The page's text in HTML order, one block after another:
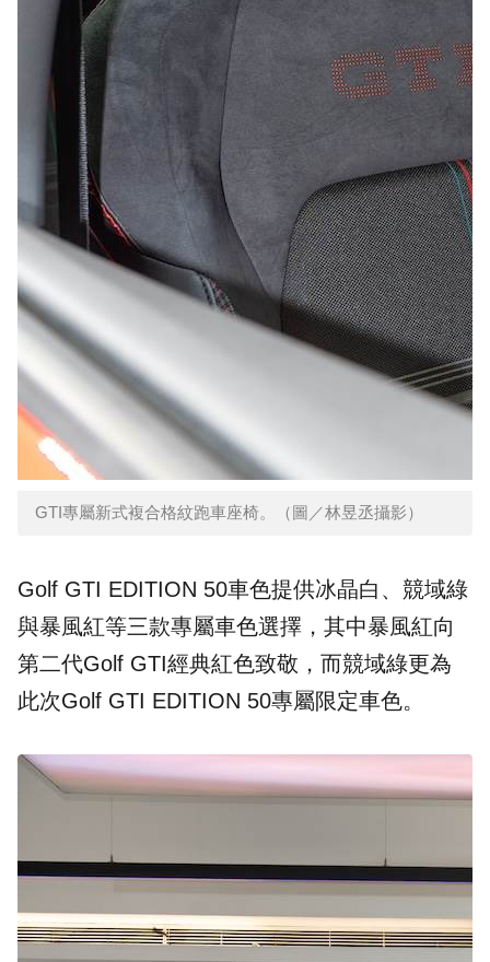
GTI專屬新式複合格紋跑車座椅。（圖／林昱丞攝影）
Golf GTI EDITION 50車色提供冰晶白、競域綠
與暴風紅等三款專屬車色選擇，其中暴風紅向
第二代Golf GTI經典紅色致敬，而競域綠更為
此次Golf GTI EDITION 50專屬限定車色。